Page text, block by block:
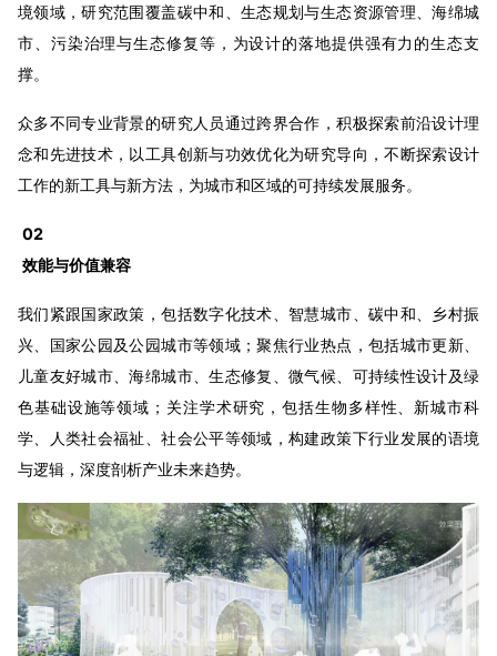
境领域，研究范围覆盖碳中和、生态规划与生态资源管理、海绵城
市、污染治理与生态修复等，为设计的落地提供强有力的生态支
撑。
众多不同专业背景的研究人员通过跨界合作，积极探索前沿设计理
念和先进技术，以工具创新与功效优化为研究导向，不断探索设计
工作的新工具与新方法，为城市和区域的可持续发展服务。
02
效能与价值兼容
我们紧跟国家政策，包括数字化技术、智慧城市、碳中和、乡村振
兴、国家公园及公园城市等领域；聚焦行业热点，包括城市更新、
儿童友好城市、海绵城市、生态修复、微气候、可持续性设计及绿
色基础设施等领域；关注学术研究，包括生物多样性、新城市科
学、人类社会福祉、社会公平等领域，构建政策下行业发展的语境
与逻辑，深度剖析产业未来趋势。